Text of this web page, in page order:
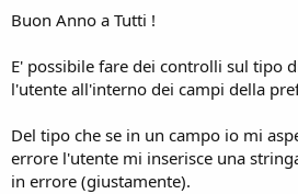
a
t
r
s
Buon Anno a Tutti !
E' possibile fare dei controlli sul tipo
l'utente all'interno dei campi della
Del tipo che se in un campo io mi
errore l'utente mi inserisce una
in errore (giustamente).